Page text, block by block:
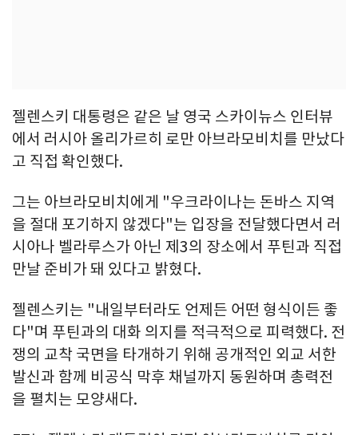
젤렌스키 대통령은 같은 날 영국 스카이뉴스 인터뷰
에서 러시아 올리가르히 로만 아브라모비치를 만났다
고 직접 확인했다.
그는 아브라모비치에게 "우크라이나는 돈바스 지역
을 절대 포기하지 않겠다"는 입장을 전달했다면서 러
시아나 벨라루스가 아닌 제3의 장소에서 푸틴과 직접
만날 준비가 돼 있다고 밝혔다.
젤렌스키는 "내일부터라도 언제든 어떤 형식이든 좋
다"며 푸틴과의 대화 의지를 적극적으로 피력했다. 전
쟁의 교착 국면을 타개하기 위해 공개적인 외교 서한
발신과 함께 비공식 막후 채널까지 동원하며 총력전
을 펼치는 모양새다.